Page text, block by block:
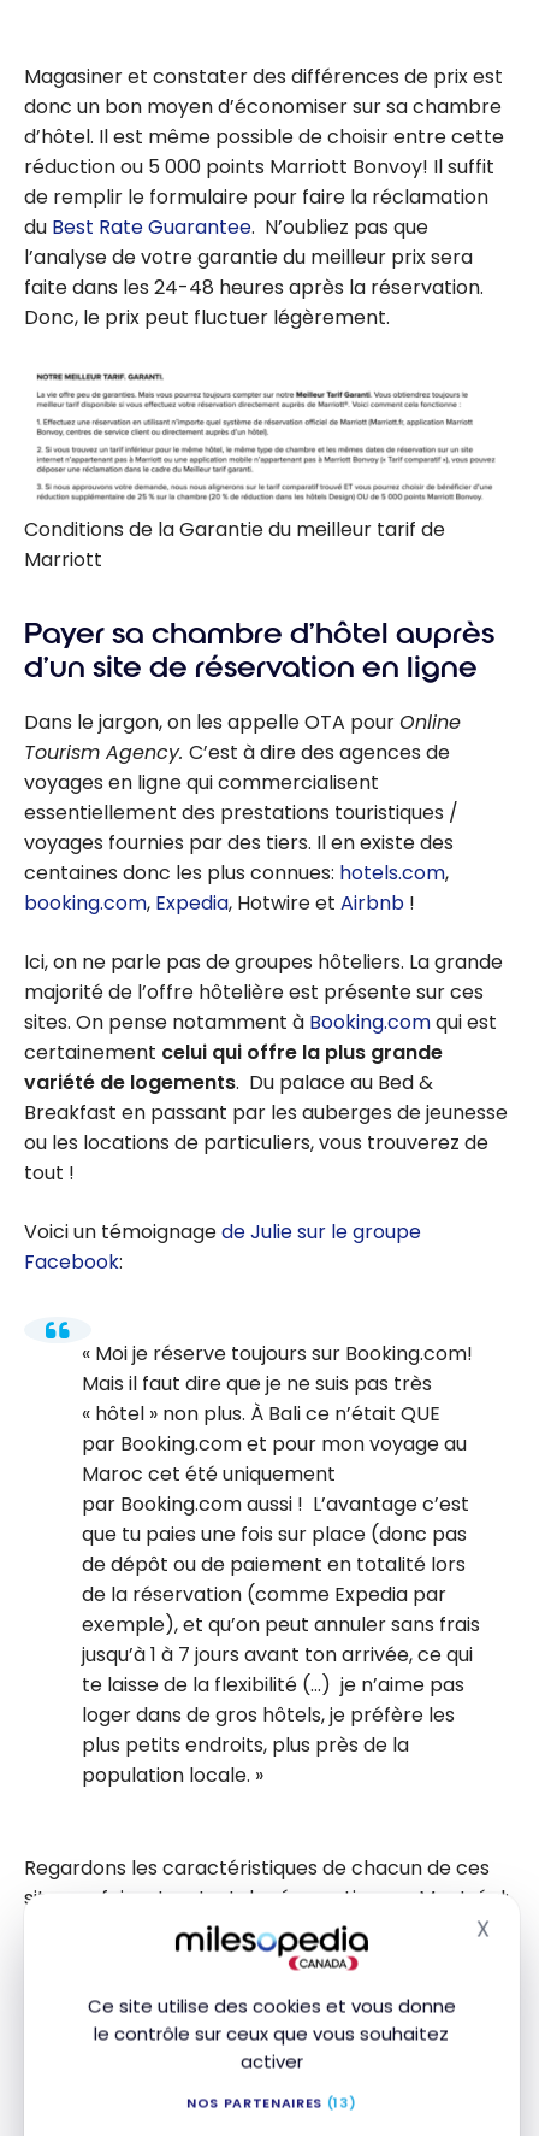
Ce site utilise des cookies et vous donne
le contrôle sur ceux que vous souhaitez
activer
NOS PARTENAIRES (13)
X
Magasiner et constater des différences de prix est
donc un bon moyen d’économiser sur sa chambre
d’hôtel. Il est même possible de choisir entre cette
réduction ou 5 000 points Marriott Bonvoy! Il suffit
de remplir le formulaire pour faire la réclamation
du Best Rate Guarantee. N’oubliez pas que
l’analyse de votre garantie du meilleur prix sera
faite dans les 24-48 heures après la réservation.
Donc, le prix peut fluctuer légèrement.
Conditions de la Garantie du meilleur tarif de
Marriott
Payer sa chambre d’hôtel auprès
d’un site de réservation en ligne
Dans le jargon, on les appelle OTA pourOnline
Tourism Agency. C’est à dire des agences de
voyages en ligne qui commercialisent
essentiellement des prestations touristiques /
voyages fournies par des tiers. Il en existe des
centaines donc les plus connues: hotels.com,
booking.com, Expedia, Hotwire et Airbnb !
Ici, on ne parle pas de groupes hôteliers. La grande
majorité de l’offre hôtelière est présente sur ces
sites. On pense notamment à Booking.comqui est
certainement celui qui offre la plus grande
variété de logements. Du palace au Bed &
Breakfast en passant par les auberges de jeunesse
ou les locations de particuliers, vous trouverez de
tout !
Voici un témoignagede Julie sur le groupe
Facebook:
Moi je réserve toujours sur Booking.com!
Mais il faut dire que je ne suis pas très
« hôtel » non plus. À Bali ce n’était QUE
par Booking.com et pour mon voyage au
Maroc cet été uniquement
par Booking.com aussi ! L’avantage c’est
que tu paies une fois sur place (donc pas
de dépôt ou de paiement en totalité lors
de la réservation (comme Expedia par
exemple), et qu’on peut annuler sans frais
jusqu’à 1 à 7 jours avant ton arrivée, ce qui
te laisse de la flexibilité (…) je n’aime pas
loger dans de gros hôtels, je préfère les
plus petits endroits, plus près de la
population locale.
Regardons les caractéristiques de chacun de ces
sites en faisant un test de réservation sur Montréal:
Marriott Château Champlain
1 nuit
7 au 8 novembre 2018
Marriott, cet hôtel est affiché à